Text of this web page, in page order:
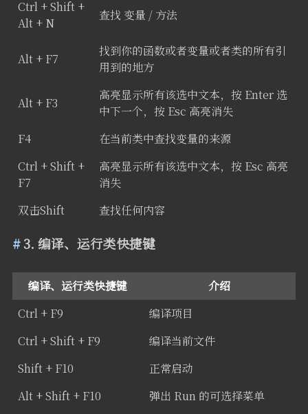
Ctrl + Shift +
Alt + N
查找 变量 / 方法
Alt + F7
找到你的函数或者变量或者类的所有引
用到的地方
Alt + F3
高亮显示所有该选中文本，按 Enter 选
中下一个，按 Esc 高亮消失
F4
在当前类中查找变量的来源
Ctrl + Shift +
F7
高亮显示所有该选中文本，按 Esc 高亮
消失
双击Shift
查找任何内容
3. 编译、运行类快捷键
编译、运行类快捷键
介绍
Ctrl + F9
编译项目
Ctrl + Shift + F9
编译当前文件
Shift + F10
正常启动
Alt + Shift + F10
弹出 Run 的可选择菜单